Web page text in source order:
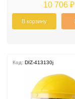
10 706 ₽
В корзину
Код: DIZ-413130j